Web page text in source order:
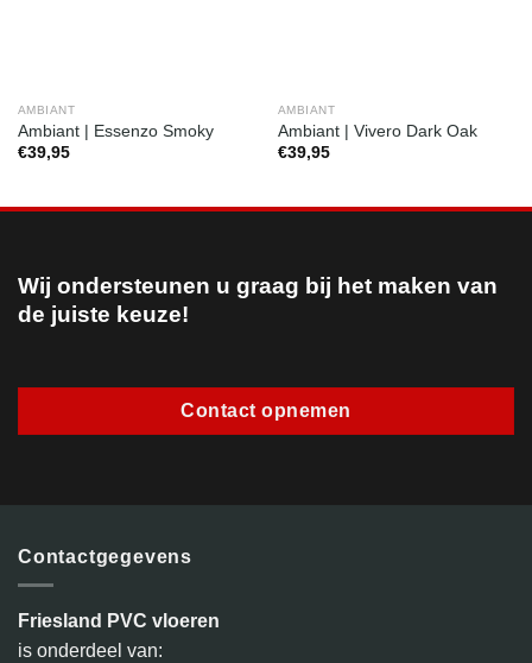
AMBIANT
Ambiant | Essenzo Smoky
€39,95
AMBIANT
Ambiant | Vivero Dark Oak
€39,95
Wij ondersteunen u graag bij het maken van
de juiste keuze!
Contact opnemen
Contactgegevens
Friesland PVC vloeren
is onderdeel van: